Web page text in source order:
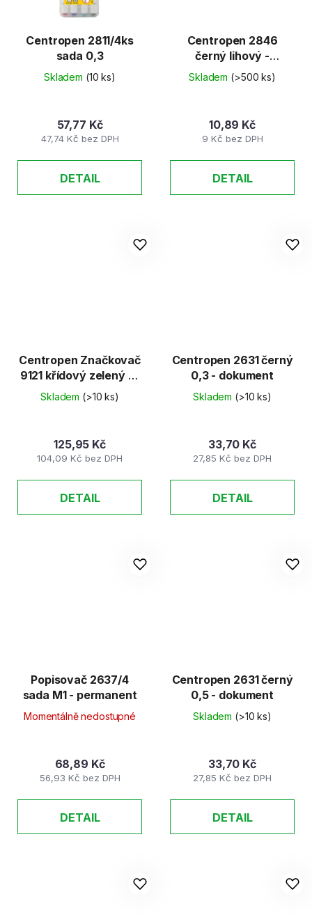
Centropen 2811/4ks
sada 0,3
Skladem (10 ks)
47,74 Kč bez DPH
57,77 Kč
DETAIL
Centropen 2846
černý lihový -
permanent 1mm
Skladem (>500 ks)
9 Kč bez DPH
10,89 Kč
DETAIL
Centropen Značkovač
9121 křídový zelený 2-
3mm
Skladem (>10 ks)
104,09 Kč bez DPH
125,95 Kč
DETAIL
Centropen 2631 černý
0,3 - dokument
Skladem (>10 ks)
27,85 Kč bez DPH
33,70 Kč
DETAIL
Popisovač 2637/4
sada M1 - permanent
Momentálně nedostupné
56,93 Kč bez DPH
68,89 Kč
DETAIL
Centropen 2631 černý
0,5 - dokument
Skladem (>10 ks)
27,85 Kč bez DPH
33,70 Kč
DETAIL